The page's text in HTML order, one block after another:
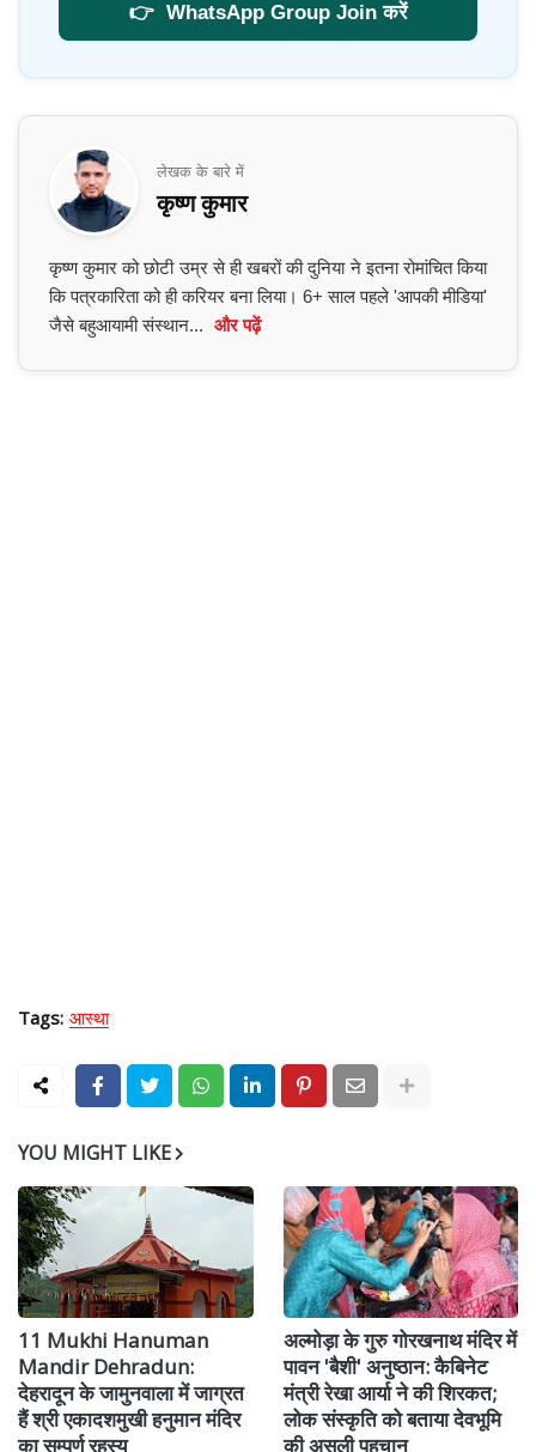
👉 WhatsApp Group Join करें
लेखक के बारे में
कृष्ण कुमार
कृष्ण कुमार को छोटी उम्र से ही खबरों की दुनिया ने इतना रोमांचित किया
कि पत्रकारिता को ही करियर बना लिया। 6+ साल पहले 'आपकी मीडिया'
जैसे बहुआयामी संस्थान... और पढ़ें
Tags: आस्था
YOU MIGHT LIKE
11 Mukhi Hanuman
Mandir Dehradun:
देहरादून के जामुनवाला में जाग्रत
हैं श्री एकादशमुखी हनुमान मंदिर
का सम्पूर्ण रहस्य
अल्मोड़ा के गुरु गोरखनाथ मंदिर में
पावन 'बैशी' अनुष्ठान: कैबिनेट
मंत्री रेखा आर्या ने की शिरकत;
लोक संस्कृति को बताया देवभूमि
की असली पहचान